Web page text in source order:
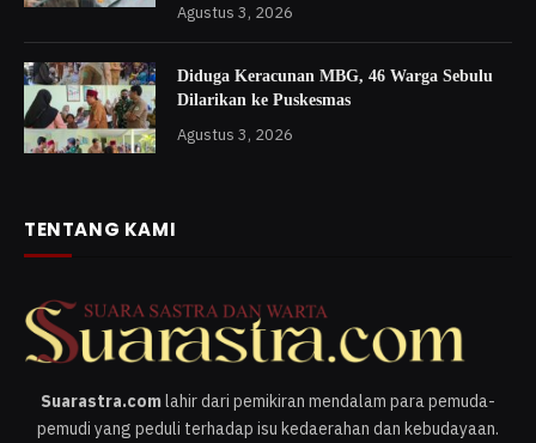
Agustus 3, 2026
Diduga Keracunan MBG, 46 Warga Sebulu
Dilarikan ke Puskesmas
Agustus 3, 2026
TENTANG KAMI
Suarastra.comlahir dari pemikiran mendalam para pemuda-
pemudi yang peduli terhadap isu kedaerahan dan kebudayaan.